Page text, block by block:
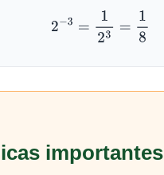
2− 2
importantes